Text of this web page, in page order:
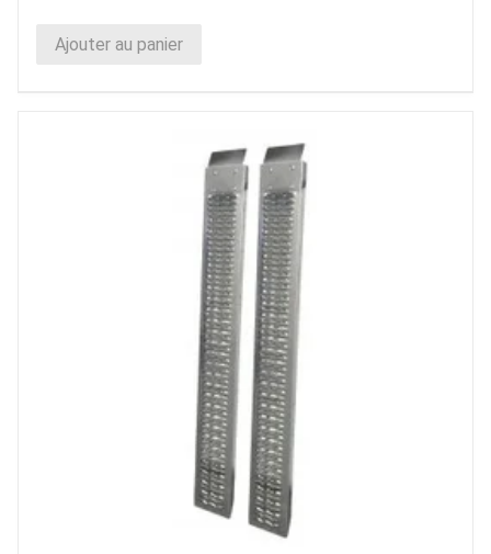
Ajouter au panier